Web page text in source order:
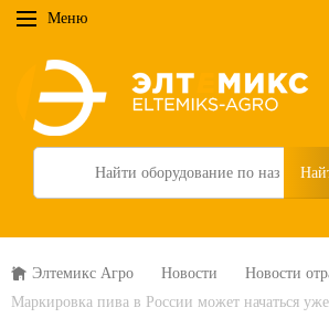
Меню
Search
Элтемикс Агро Новости
Новости
Маркировка пива в России может начаться